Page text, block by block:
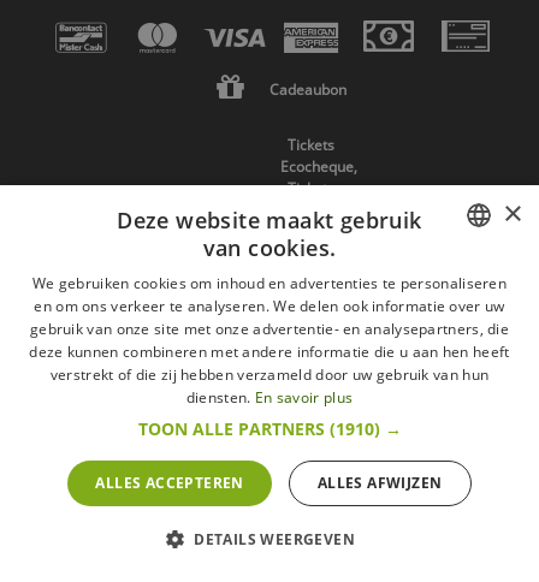
Cadeaubon
Tickets
Ecocheque,
Tickets
Compliments,
Tickets
Sports &
Cultures,
Ecopass,
Cadeaupass,
cheque
Ecocheques,
Cadeaucheques
FRENCH
ENGLISH
×
Deze website maakt gebruik
van cookies.
We gebruiken cookies om inhoud en advertenties te personaliseren
en om ons verkeer te analyseren. We delen ook informatie over uw
gebruik van onze site met onze advertentie- en analysepartners, die
deze kunnen combineren met andere informatie die u aan hen heeft
verstrekt of die zij hebben verzameld door uw gebruik van hun
diensten. En savoir plus
TOON ALLE PARTNERS (1910) →
ALLES ACCEPTEREN ALLES AFWIJZEN
DETAILS WEERGEVEN